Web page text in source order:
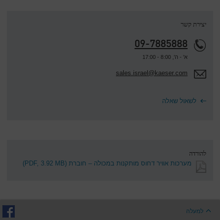
יצירת קשר
09-7885888
א' - ה', 8:00 - 17:00
sales.israel@kaeser.com
לשאול שאלה
להורדה
מערכות אוויר דחוס מותקנות במכולה – חוברת (PDF, 3.92 MB)
למעלה